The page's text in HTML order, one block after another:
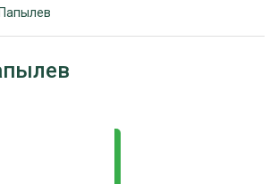
КОМПЛЕКС»
РЕКЛАМОДАТЕЛЯМ